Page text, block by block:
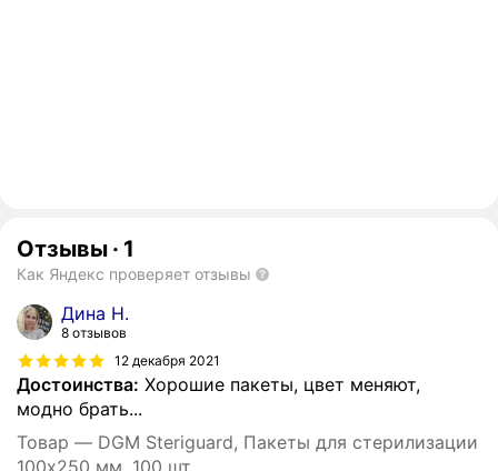
Отзывы · 1
Как Яндекс проверяет отзывы
Дина Н.
8 отзывов
12 декабря 2021
Достоинства: Хорошие пакеты, цвет меняют,
модно брать...
Товар — DGM Steriguard, Пакеты для стерилизации